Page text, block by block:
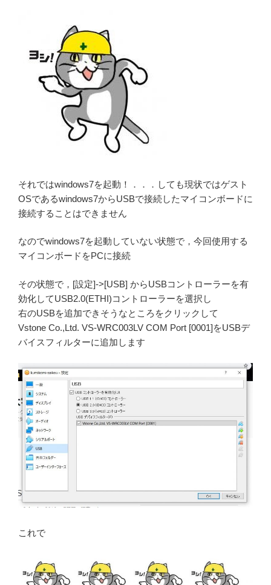
それではwindows7を起動！．．．しても現状ではゲスト
OSであるwindows7からUSBで接続したマイコンボードに
接続することはできません
なのでwindows7を起動していない状態で，今回使用する
マイコンボードをPCに接続
その状態で，[設定]->[USB] からUSBコントローラーを有
効化してUSB2.0(ETHI)コントローラーを選択し
右のUSBを追加できそうなところをクリックして
Vstone Co.,Ltd. VS-WRC003LV COM Port [0001]をUSBデ
バイスフィルターに追加します
これで